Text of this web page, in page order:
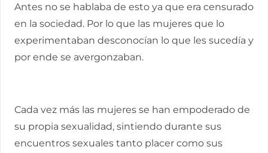
Antes no se hablaba de esto ya que era censurado
en la sociedad. Por lo que las mujeres que lo
experimentaban desconocían lo que les sucedía y
por ende se avergonzaban.
Cada vez más las mujeres se han empoderado de
su propia sexualidad, sintiendo durante sus
encuentros sexuales tanto placer como sus